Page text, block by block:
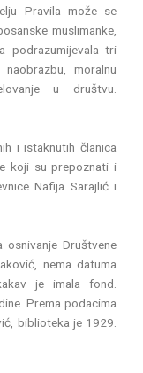
Pravila može se
muslimanke,
podrazumijevala tri
moralnu
u društvu.
i istaknutih članica
koji su prepoznati i
Nafija Sarajlić i
Društvene
nema datuma
je imala fond.
Prema podacima
biblioteka je 1929.